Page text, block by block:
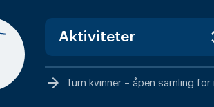
arrow_forward Turn kvinner – åpen samling for